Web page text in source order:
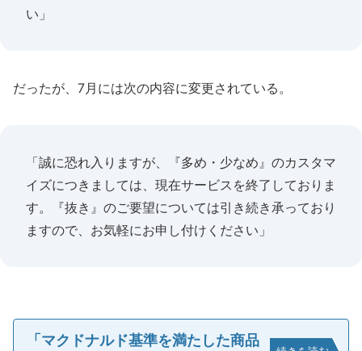
い」
だったが、7月には次の内容に変更されている。
「誠に恐れ入りますが、『多め・少なめ』のカスタマ
イズにつきましては、現在サービスを終了しておりま
す。『抜き』のご要望については引き続き承っており
ますので、お気軽にお申し付けください」
「マクドナルド基準を満たした商品